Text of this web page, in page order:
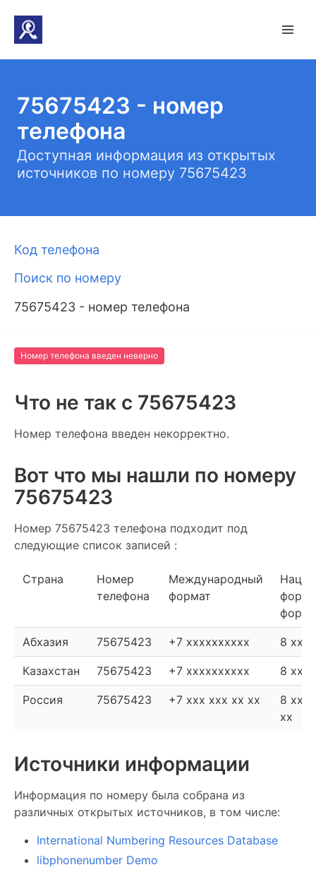
75675423 - номер
телефона
Доступная информация из открытых
источников по номеру 75675423
Код телефона
Поиск по номеру
75675423 - номер телефона
Номер телефона введен неверно
Что не так c 75675423
Номер телефона введен некорректно.
Вот что мы нашли по номеру
75675423
Номер 75675423 телефона подходит под
следующие список записей :
Страна
Номер
телефона
Международный
формат
Абхазия 75675423 +7 xxxxxxxxxx 8
Казахстан 75675423 +7 xxxxxxxxxx 8
Россия 75675423 +7 xxx xxx xx xx
8 xxx
xx
Источники информации
Информация по номеру была собрана из
различных открытых источников, в том числе:
International Numbering Resources Database
libphonenumber Demo